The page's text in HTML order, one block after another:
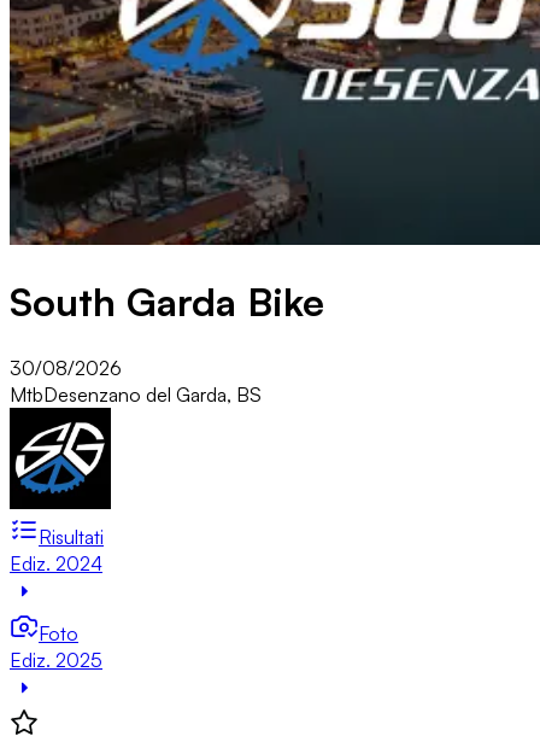
South Garda Bike
30/08/2026
MtbDesenzano del Garda, BS
Risultati
Ediz. 2024
Foto
Ediz. 2025